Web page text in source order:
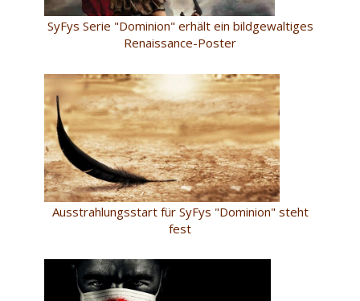
SyFys Serie "Dominion" erhält ein bildgewaltiges
Renaissance-Poster
Ausstrahlungsstart für SyFys "Dominion" steht
fest